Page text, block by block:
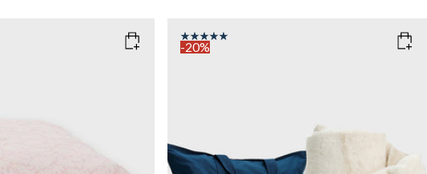
Add to cart Add to cart
-20%